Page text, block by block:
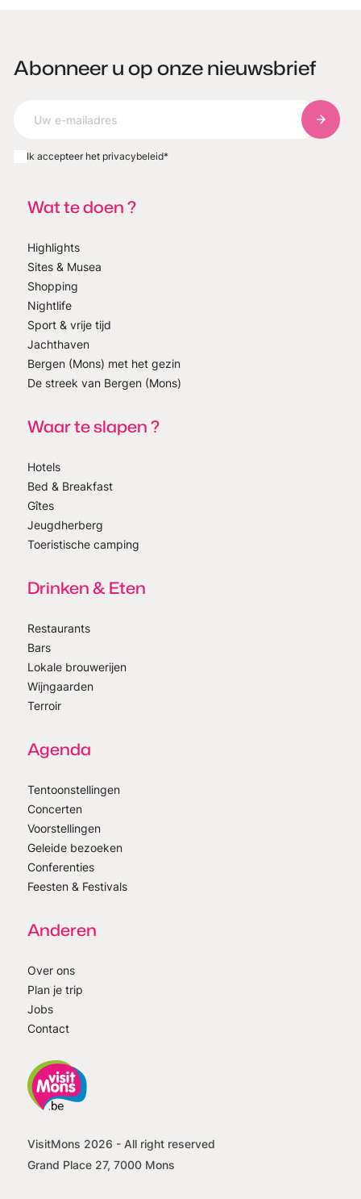
Abonneer u op onze nieuwsbrief
Ik accepteer het privacybeleid*
Wat te doen ?
Highlights
Sites & Musea
Shopping
Nightlife
Sport & vrije tijd
Jachthaven
Bergen (Mons) met het gezin
De streek van Bergen (Mons)
Waar te slapen ?
Hotels
Bed & Breakfast
Gîtes
Jeugdherberg
Toeristische camping
Drinken & Eten
Restaurants
Bars
Lokale brouwerijen
Wijngaarden
Terroir
Agenda
Tentoonstellingen
Concerten
Voorstellingen
Geleide bezoeken
Conferenties
Feesten & Festivals
Anderen
Over ons
Plan je trip
Jobs
Contact
VisitMons 2026 - All right reserved
Grand Place 27, 7000 Mons